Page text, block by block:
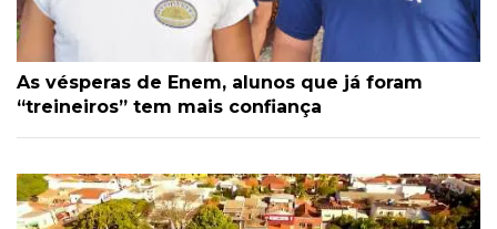
As vésperas de Enem, alunos que já foram
“treineiros” tem mais confiança